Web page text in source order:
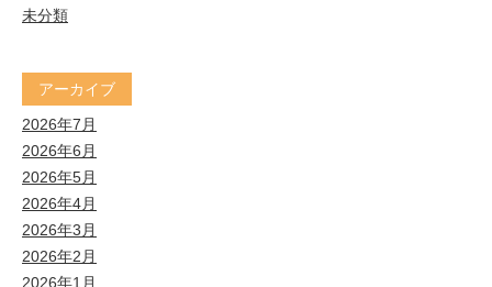
未分類
アーカイブ
2026年7月
2026年6月
2026年5月
2026年4月
2026年3月
2026年2月
2026年1月